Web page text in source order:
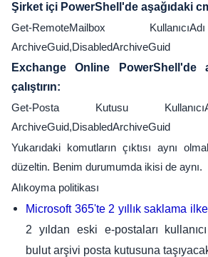
Şirket içi PowerShell'de aşağıdaki
Get-RemoteMailbox
ArchiveGuid,DisabledArchiveGuid
Exchange Online PowerShell'de
çalıştırın:
Get-Posta Kutusu
ArchiveGuid,DisabledArchiveGuid
Yukarıdaki komutların çıktısı aynı
düzeltin. Benim durumumda ikisi de aynı.
Alıkoyma politikası
Microsoft 365'te 2 yıllık saklama
2 yıldan eski e-postaları
bulut arşivi posta kutusuna